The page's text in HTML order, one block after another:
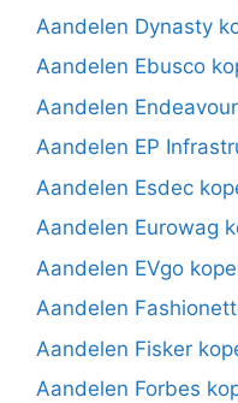
Aandelen Dynasty
Aandelen Ebusco
Aandelen
Aandelen EP
Aandelen Esdec
Aandelen Eurowag
Aandelen EVgo
Aandelen
Aandelen Fisker
Aandelen Forbes